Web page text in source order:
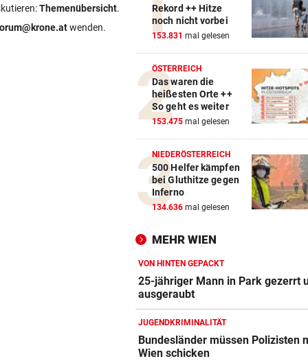
Themenübersicht.
wenden.
Rekord ++ Hitze
noch nicht vorbei
153.831 mal gelesen
ÖSTERREICH
Das waren die
heißesten Orte ++
So geht es weiter
153.475 mal gelesen
NIEDERÖSTERREICH
500 Helfer kämpfen
bei Gluthitze gegen
Inferno
134.636 mal gelesen
MEHR WIEN
VON HINTEN GEPACKT
25-jähriger Mann in Park gezerrt
ausgeraubt
JUGENDKRIMINALITÄT
Bundesländer müssen Polizisten
Wien schicken